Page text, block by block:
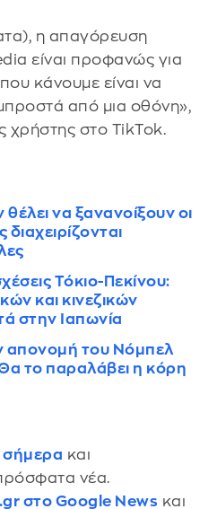
η απαγόρευση
είναι προφανώς για
κάνουμε είναι να
από μια οθόνη»,
χρήστης στο ΤikTok.
να ξανανοίξουν οι
Τόκιο-Πεκίνου:
και κινεζικών
στην Ιαπωνία
απονομή του Νόμπελ
το παραλάβει η κόρη
σήμερα και
νέα.
στο Google News και